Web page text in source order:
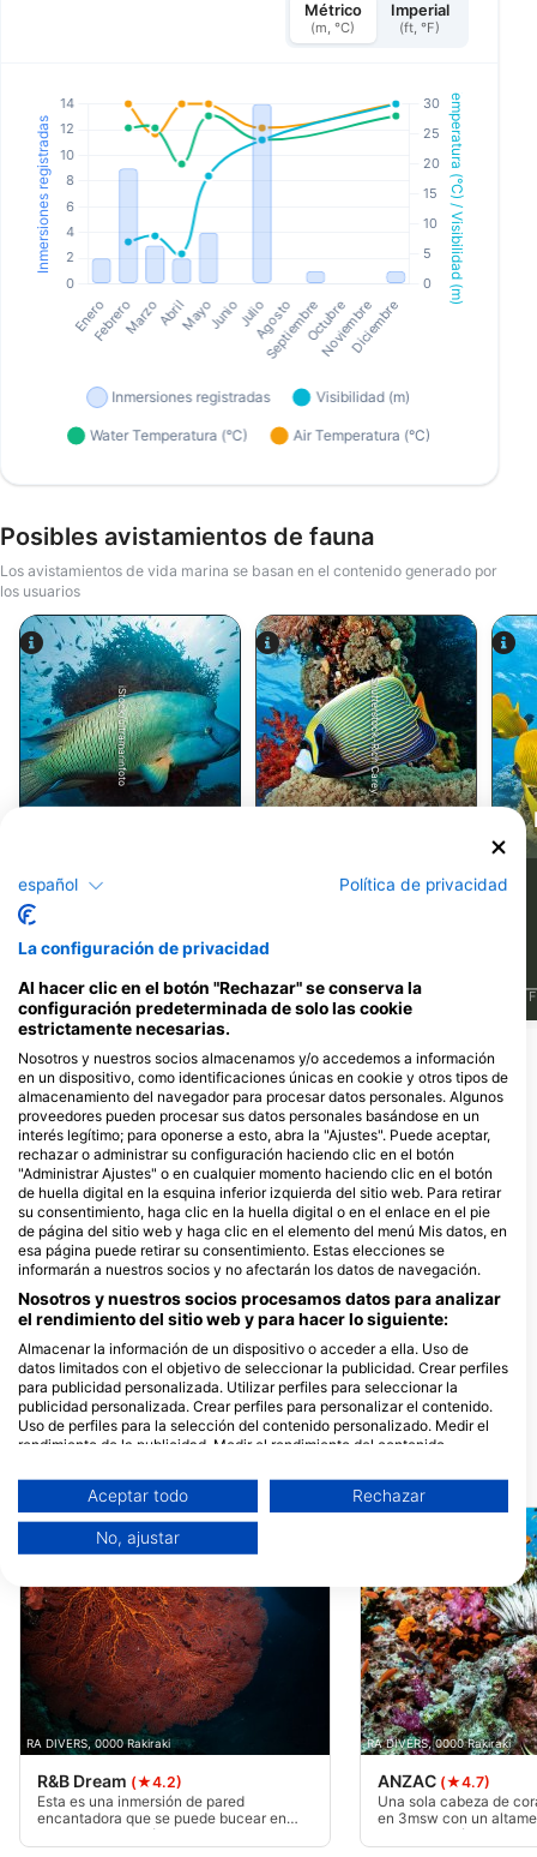
Métrico
(m, °C)
Imperial
(ft, °F)
Posibles avistamientos de fauna
Los avistamientos de vida marina se basan en el contenido generado por
los usuarios
iStock/ultramarinfoto
3 Avistamientos
J F M A M J J A S O N D
Shutterstock-Rich Carey
Avistamientos
J F M A M J J A S O F
Ver más animales
Dive Centers que ofrecen servicios en
este lugar de buceo
RA DIVERS
Volivoli Circular Road, 0000
Rakiraki, Fiji
Puntos de inmersión cercanos
RA DIVERS, 0000 Rakiraki
R&B Dream (★4.2)
Esta es una inmersión de pared
encantadora que se puede bucear en
cualquier dirección en cualquier
momento. El wll comienza en 2msw y
RA DIVERS, 0000 Rakiraki
ANZAC (★4.7)
Una sola cabeza de
en 3msw con un
nadar a través en el
más de 30msw. Este
español Política de privacidad
La configuración de privacidad
Al hacer clic en el botón "Rechazar" se conserva la
configuración predeterminada de solo las cookie
estrictamente necesarias.
Nosotros y nuestros socios almacenamos y/o accedemos a información
en un dispositivo, como identificaciones únicas en cookie y otros tipos de
almacenamiento del navegador para procesar datos personales. Algunos
proveedores pueden procesar sus datos personales basándose en un
interés legítimo; para oponerse a esto, abra la "Ajustes". Puede aceptar,
rechazar o administrar su configuración haciendo clic en el botón
"Administrar Ajustes" o en cualquier momento haciendo clic en el botón
de huella digital en la esquina inferior izquierda del sitio web. Para retirar
su consentimiento, haga clic en la huella digital o en el enlace en el pie
de página del sitio web y haga clic en el elemento del menú Mis datos, en
esa página puede retirar su consentimiento. Estas elecciones se
informarán a nuestros socios y no afectarán los datos de navegación.
Nosotros y nuestros socios procesamos datos para analizar
el rendimiento del sitio web y para hacer lo siguiente:
Almacenar la información de un dispositivo o acceder a ella. Uso de
datos limitados con el objetivo de seleccionar la publicidad. Crear perfiles
para publicidad personalizada. Utilizar perfiles para seleccionar la
publicidad personalizada. Crear perfiles para personalizar el contenido.
Uso de perfiles para la selección del contenido personalizado. Medir el
rendimiento de la publicidad. Medir el rendimiento del contenido.
combinación de datos procedentes de diferentes fuentes. Desarrollo y
mejora de los servicios. Uso de datos limitados con el objetivo de
seleccionar el contenido.
Puede encontrar más información sobre el uso de datos por parte de
Los datos pueden compartirse fuera de la Unión Europea y enviarse a EE.
UU.
Su consentimiento y la política cookie se aplican únicamente a este sitio
web/aplicación.
Ver lista de socios (1 Proveedores de IAB)
Utilizamos tus datos para las siguientes finalidades:
Fines de tratamiento del IAB:
Almacenar la información en un dispositivo
y/o acceder a ella
Uso de datos limitados para seleccionar
Aceptar todo Rechazar
No, ajustar